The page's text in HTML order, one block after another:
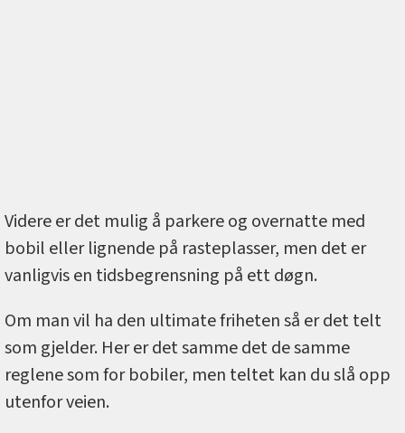
Videre er det mulig å parkere og overnatte med
bobil eller lignende på rasteplasser, men det er
vanligvis en tidsbegrensning på ett døgn.
Om man vil ha den ultimate friheten så er det telt
som gjelder. Her er det samme det de samme
reglene som for bobiler, men teltet kan du slå opp
utenfor veien.